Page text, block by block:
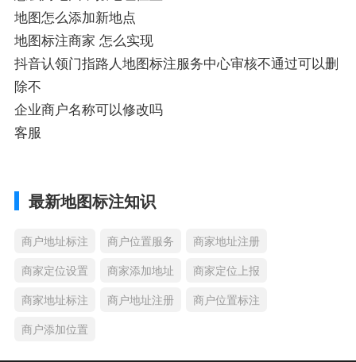
地图怎么添加新地点
地图标注商家 怎么实现
抖音认领门指路人地图标注服务中心审核不通过可以删
除不
企业商户名称可以修改吗
客服
最新地图标注知识
商户地址标注 商户位置服务
商家地址注册
商家定位设置
商家添加地址
商家定位上报
商家地址标注
商户地址注册
商户位置标注
商户添加位置